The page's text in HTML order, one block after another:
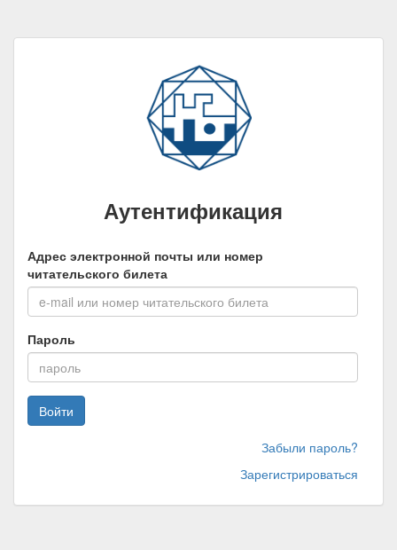
Аутентификация
Адрес электронной почты или номер
читательского билета
Пароль
Войти
Забыли пароль?
Зарегистрироваться